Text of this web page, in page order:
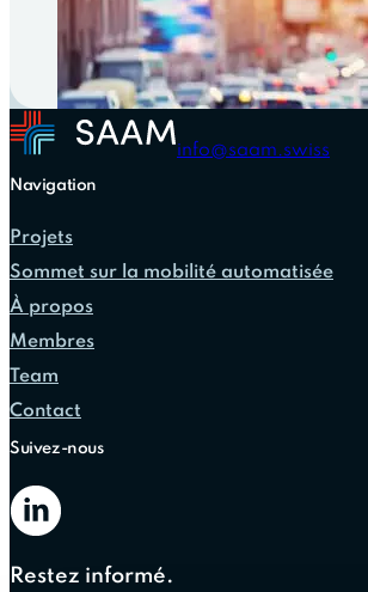
info@saam.swiss
Navigation
Projets
Sommet sur la mobilité automatisée
À propos
Membres
Team
Contact
Suivez-nous
Restez informé.